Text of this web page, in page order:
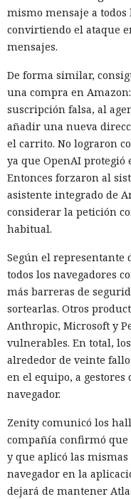
mismo mensaje a todos
convirtiendo el ataque
mensajes.
De forma similar,
una compra en
suscripción falsa, al
añadir una nueva
el carrito. No lograron
ya que OpenAI protegió
Entonces forzaron al
asistente integrado de
considerar la petición
habitual.
Según el representante
todos los navegadores
más barreras de
sortearlas. Otros
Anthropic, Microsoft y
vulnerables. En total,
alrededor de veinte
en el equipo, a
navegador.
Zenity comunicó los
compañía confirmó que
y que aplicó las
navegador en la
dejará de mantener